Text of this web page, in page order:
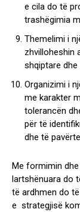
e cila do të
trashëgimia
Themelimi i
zhvilloheshin
shqiptare dhe
Organizimi i
me karakter
tolerancën
për të
dhe të
Me formimin
lartshënuara do
të ardhmen do
e strategjisë